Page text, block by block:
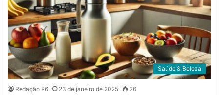
Saúde & Beleza
Redação R6 23 de janeiro de 2025 26